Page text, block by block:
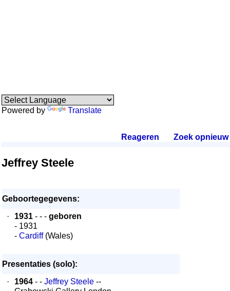
Powered by Translate
Reageren Zoek opnieuw.
Jeffrey Steele
Geboortegegevens:
·
1931 - - - geboren
- 1931
- Cardiff(Wales)
Presentaties (solo):
·
1964 - - Jeffrey Steele --